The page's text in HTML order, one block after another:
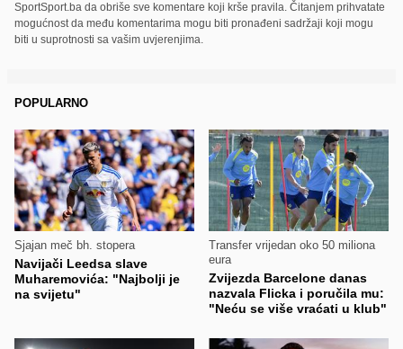
SportSport.ba da obriše sve komentare koji krše pravila. Čitanjem prihvatate
mogućnost da među komentarima mogu biti pronađeni sadržaji koji mogu
biti u suprotnosti sa vašim uvjerenjima.
POPULARNO
Sjajan meč bh. stopera
Navijači Leedsa slave
Muharemovića: "Najbolji je
na svijetu"
Transfer vrijedan oko 50 miliona
eura
Zvijezda Barcelone danas
nazvala Flicka i poručila mu:
"Neću se više vraćati u klub"